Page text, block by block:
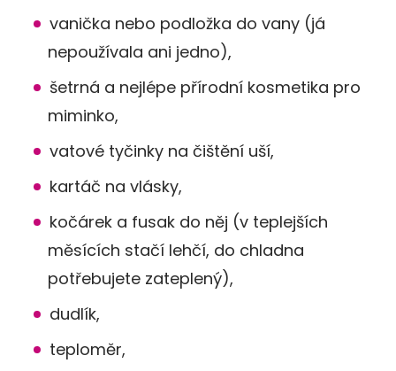
vanička nebo podložka do vany (já
nepoužívala ani jedno),
šetrná a nejlépe přírodní kosmetika pro
miminko,
vatové tyčinky na čištění uší,
kartáč na vlásky,
kočárek a fusak do něj (v teplejších
měsících stačí lehčí, do chladna
potřebujete zateplený),
dudlík,
teploměr,